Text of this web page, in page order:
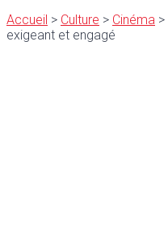
Accueil > Culture > Cinéma >
exigeant et engagé